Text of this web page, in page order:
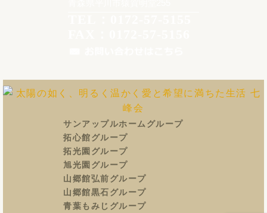
サンアップルホームグループ
拓心館グループ
拓光園グループ
旭光園グループ
山郷館弘前グループ
山郷館黒石グループ
青葉もみじグループ